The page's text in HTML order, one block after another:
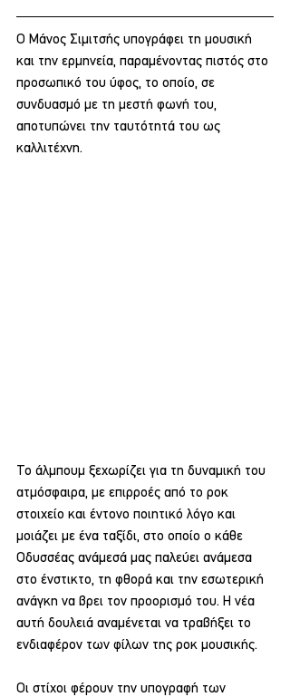
Ο Μάνος Σιμιτσής υπογράφει τη μουσική
και την ερμηνεία, παραμένοντας πιστός στο
προσωπικό του ύφος, το οποίο, σε
συνδυασμό με τη μεστή φωνή του,
αποτυπώνει την ταυτότητά του ως
καλλιτέχνη.
Το άλμπουμ ξεχωρίζει για τη δυναμική του
ατμόσφαιρα, με επιρροές από το ροκ
στοιχείο και έντονο ποιητικό λόγο και
μοιάζει με ένα ταξίδι, στο οποίο ο κάθε
Οδυσσέας ανάμεσά μας παλεύει ανάμεσα
στο ένστικτο, τη φθορά και την εσωτερική
ανάγκη να βρει τον προορισμό του. Η νέα
αυτή δουλειά αναμένεται να τραβήξει το
ενδιαφέρον των φίλων της ροκ μουσικής.
Οι στίχοι φέρουν την υπογραφή των